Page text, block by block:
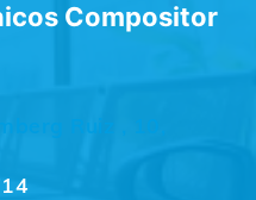
Compositor